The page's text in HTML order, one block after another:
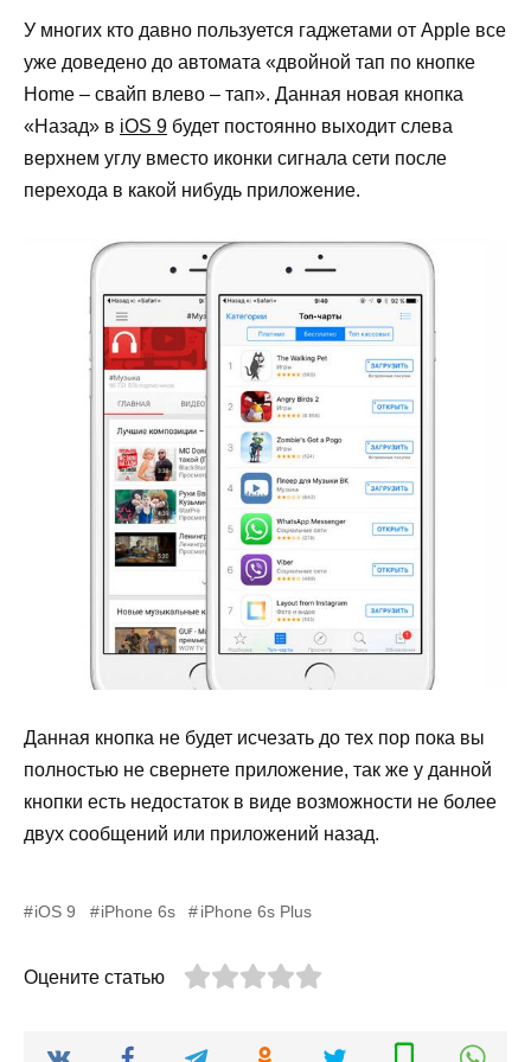
У многих кто давно пользуется гаджетами от Apple все
уже доведено до автомата «двойной тап по кнопке
Home – свайп влево – тап». Данная новая кнопка
«Назад» в iOS 9 будет постоянно выходит слева
верхнем углу вместо иконки сигнала сети после
перехода в какой нибудь приложение.
Данная кнопка не будет исчезать до тех пор пока вы
полностью не свернете приложение, так же у данной
кнопки есть недостаток в виде возможности не более
двух сообщений или приложений назад.
iOS 9 iPhone 6s iPhone 6s Plus
Оцените статью